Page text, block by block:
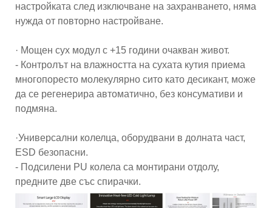
настройката след изключване на захранването, няма
нужда от повторно настройване.
· Мощен сух модул с +15 години очакван живот.
- Контролът на влажността на сухата кутия приема
многопоресто молекулярно сито като десикант, може
да се регенерира автоматично, без консумативи и
подмяна.
·Универсални колелца, оборудвани в долната част,
ESD безопасни.
- Подсилени PU колела са монтирани отдолу,
предните две със спирачки.